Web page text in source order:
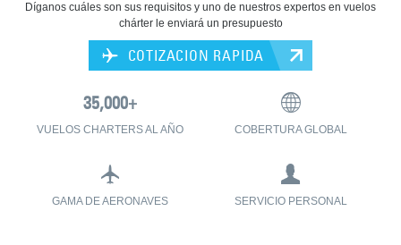
Díganos cuáles son sus requisitos y uno de nuestros expertos en vuelos
chárter le enviará un presupuesto
COTIZACION RAPIDA
VUELOS CHARTERS AL AÑO COBERTURA GLOBAL
GAMA DE AERONAVES SERVICIO PERSONAL